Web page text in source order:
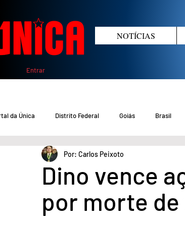
Entrar
NOTÍCIAS
da Única Distrito Federal Goiás Brasil
COVID-19 DF COVID-19 Brasil
Dino vence
por morte
Por: Carlos Peixoto